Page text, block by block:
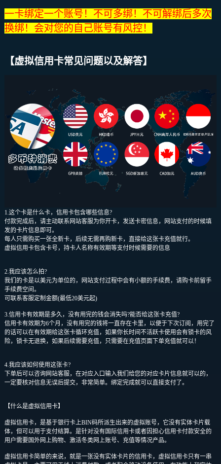
一卡绑定一个账号！不可多绑！不可解绑后多次
换绑！会对您的自己账号有风控！
【虚拟信用卡常见问题以及解答】
1.这个卡是什么卡，信用卡包含哪些信息?
付款完成后，请主动联系网站客服为你开卡，发送卡密信息，网站支付的时候填
发的卡片信息即可。
每人只需购买一张全新卡，后续无需再购新卡，直接给这张卡充值就行。
虚拟信用卡包含卡号，持卡人名称有效期等支付时候需要的信息
2.我应该怎么拍?
我们的卡是以美元为单位的，网站支付过程中会有小额的手续费，请购卡前留手
手续费空间。
可联系客服定制金额(最低20美元起)
3.信用卡有效期是多久，没有用完的钱会消失吗?能否给这张卡充值?
信用卡有效期为6个月，没有用完的钱将一直存在卡里，以便于下次订阅，用完了
的话可以在有效期给这张卡循环充值 ， 如果你长时间不活跃卡使用会有锁卡的风
险，锁卡无退换，如果后续需要充值， 只需要在充值页面下单充值就可以！
4.我应该如何使用这张卡?
下单后可以咨询网站客服，在对应入口输入我们给您的对应卡片信息就可以的，
一定要核对信息无误后提交，非常简单。绑定完成就可以直接支付了。
【什么是虚拟信用卡】
虚拟信用卡，是基于银行卡上BIN码所派生出来的虚拟账号，它没有实体卡片载
体，但可以用于支付结算。是针对没有国际信用卡或者因担心信用卡付款安全的
用户需要国外网上购物、激活冬类网上账号、充值等情况产品。
虚拟信用卡简单的来说，就是一张没有实体卡片的信用卡，虚拟信用卡只有一串